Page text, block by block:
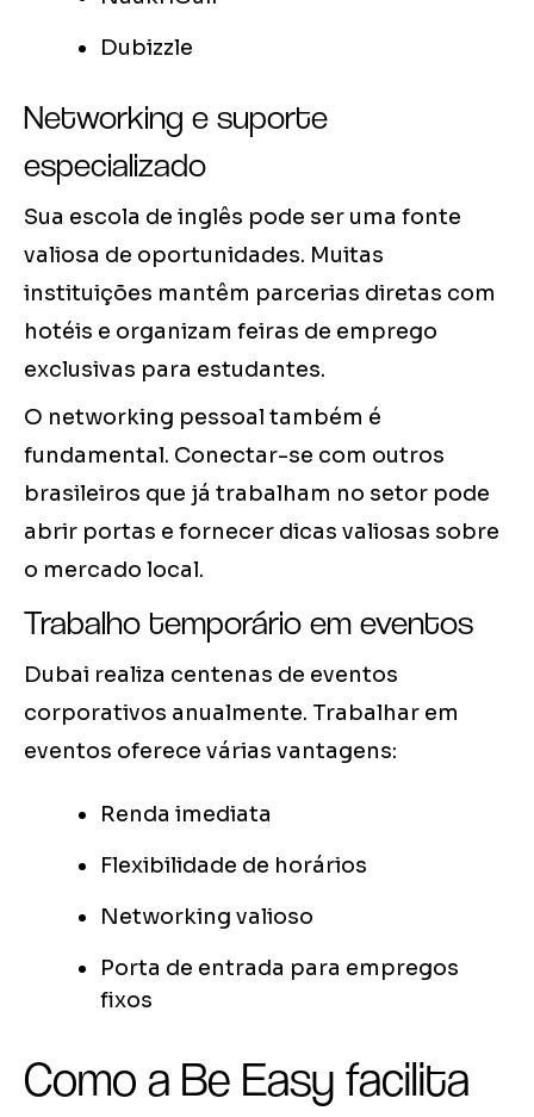
Dubizzle
Networking e suporte
especializado
Sua escola de inglês pode ser uma fonte
valiosa de oportunidades. Muitas
instituições mantêm parcerias diretas com
hotéis e organizam feiras de emprego
exclusivas para estudantes.
O networking pessoal também é
fundamental. Conectar-se com outros
brasileiros que já trabalham no setor pode
abrir portas e fornecer dicas valiosas sobre
o mercado local.
Trabalho temporário em eventos
Dubai realiza centenas de eventos
corporativos anualmente. Trabalhar em
eventos oferece várias vantagens:
Renda imediata
Flexibilidade de horários
Networking valioso
Porta de entrada para empregos
fixos
Como a Be Easy facilita